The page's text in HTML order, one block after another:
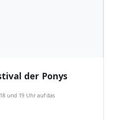
der Ponys
und 19 Uhr auf das